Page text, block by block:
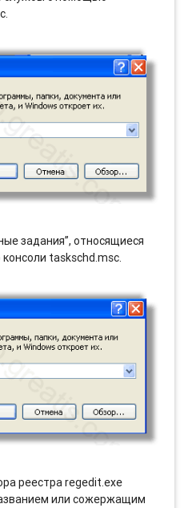
задания”, относящиеся
taskschd.msc.
реестра regedit.exe
или сожержащим